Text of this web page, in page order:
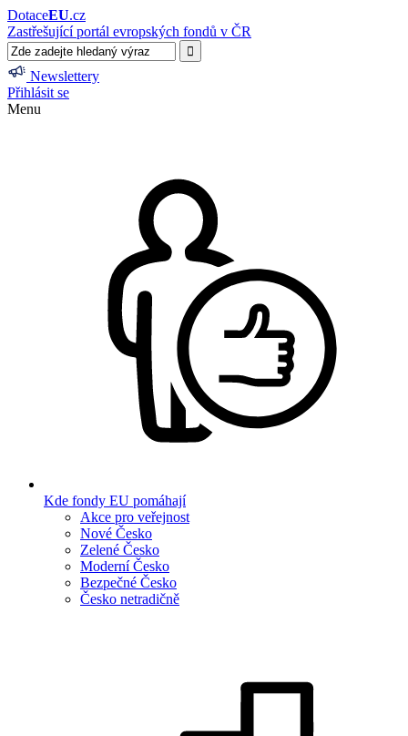
DotaceEU.cz
Zastřešující portál evropských fondů v ČR
Newslettery
Přihlásit se
Menu
Kde fondy EU pomáhají
Akce pro veřejnost
Nové Česko
Zelené Česko
Moderní Česko
Bezpečné Česko
Česko netradičně